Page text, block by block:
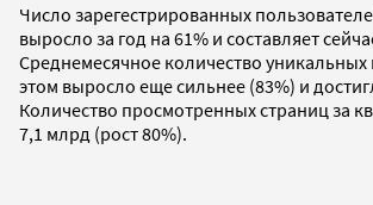
Число зарегестрированных
выросло за год на 61% и составляет
Среднемесячное количество уникальных
этом выросло еще сильнее (83%) и
Количество просмотренных страниц за
7,1 млрд (рост 80%).